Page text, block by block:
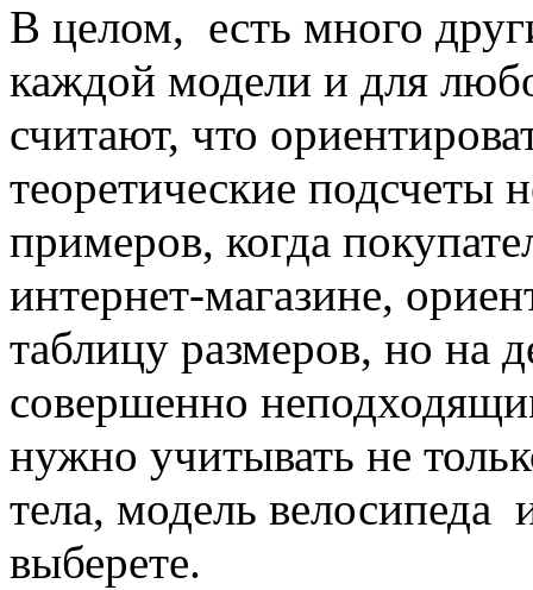
В целом, есть много
каждой модели и для
считают, что
теоретические подсчеты
примеров, когда
интернет-магазине,
таблицу размеров, но на
совершенно
нужно учитывать не
тела, модель велосипеда
выберете.